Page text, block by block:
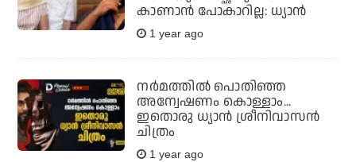
കാണാന്‍ പോകാറില്ല: ധ്യാൻ
1 year ago
നര്‍മത്തില്‍ പൊതിഞ്ഞ
അന്വേഷണം കൊള്ളാം...
ഇതൊരു ധ്യാൻ ശ്രീനിവാസൻ
ചിത്രം
1 year ago